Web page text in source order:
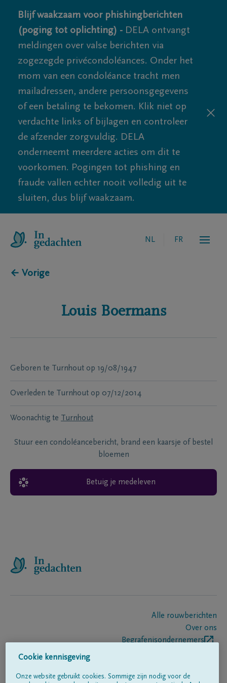
Blijf waakzaam voor phishingberichten
(poging tot oplichting) - DELA ontvangt
meldingen over valse berichten via
zogezegde privécondoléances. Onder het
mom van een condoléance tracht men
mailadressen, andere persoonsgegevens
of een betaling te bekomen. Klik niet op
verdachte links of bijlagen en controleer
de afzender zorgvuldig. DELA
onderneemt meerdere acties om dit te
voorkomen. Pogingen tot phishing en
fraude vallen echter nooit volledig uit te
sluiten, dus blijf waakzaam.
NL FR
← Vorige
Louis Boermans
Geboren te Turnhout op 19/08/1947
Overleden te Turnhout op 07/12/2014
Woonachtig te Turnhout
Stuur een condoléancebericht, brand een kaarsje of bestel
bloemen
Betuig je medeleven
Alle rouwberichten
Over ons
Begrafenisondernemers
Cookie kennisgeving
Onze website gebruikt cookies. Sommige zijn nodig voor de